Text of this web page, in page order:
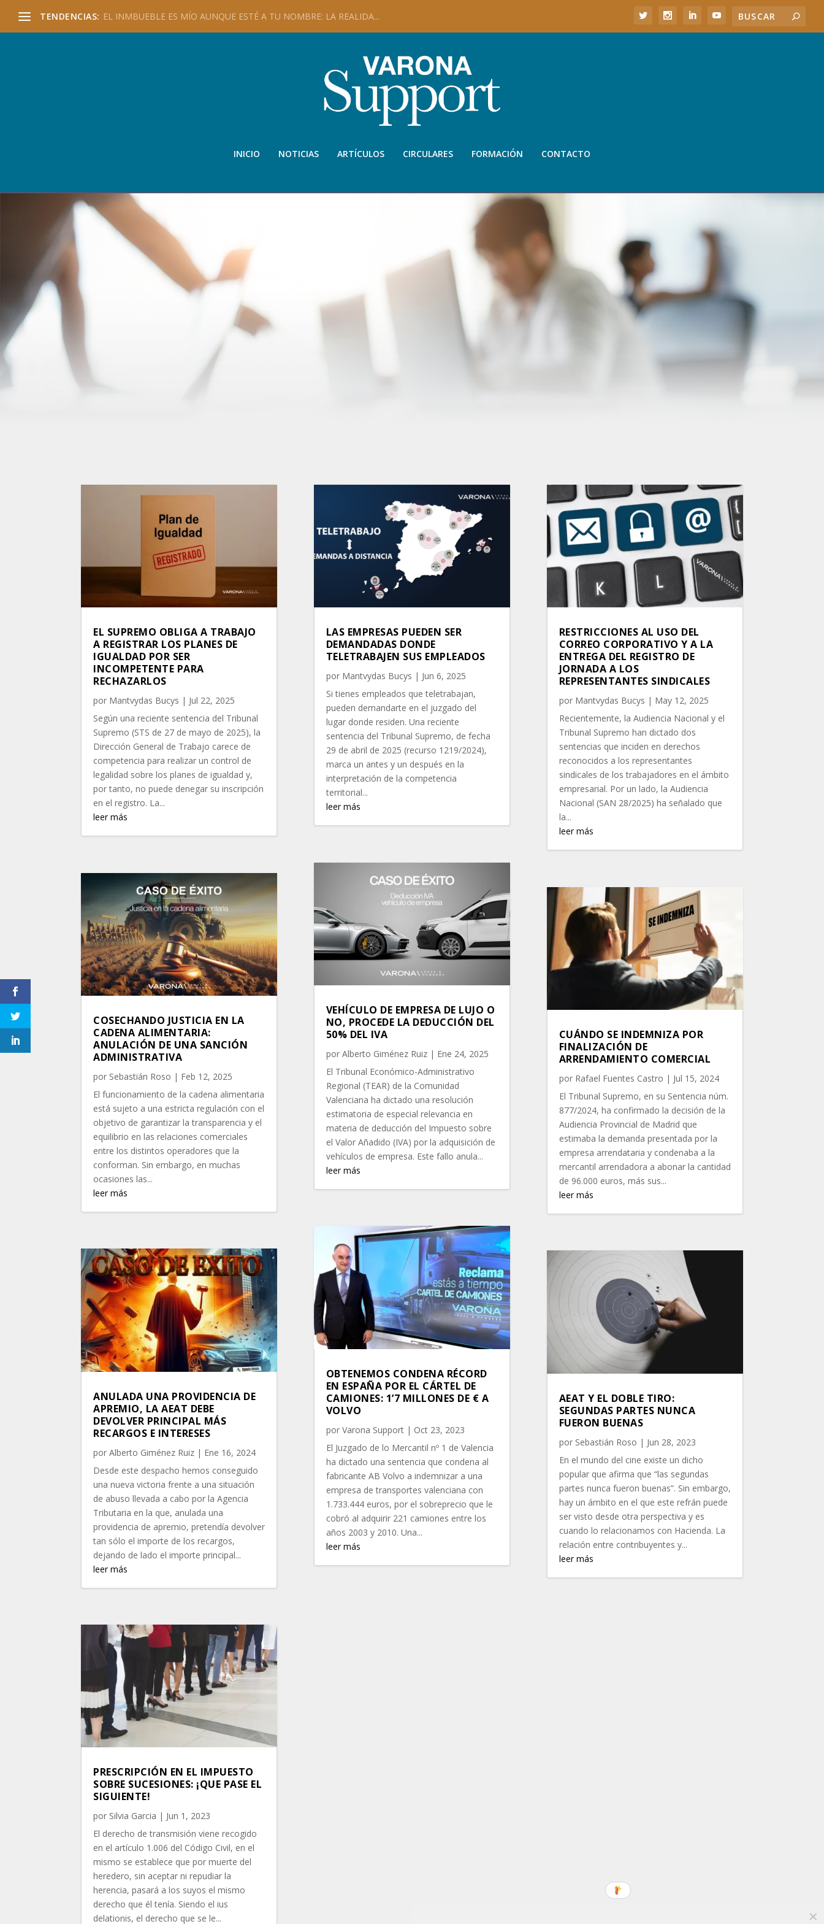
TENDENCIAS: EL INMBUEBLE ES MÍO AUNQUE ESTÉ A TU NOMBRE: LA REALIDA...
INICIO NOTICIAS ARTÍCULOS CIRCULARES FORMACIÓN CONTACTO
EL SUPREMO OBLIGA A TRABAJO
A REGISTRAR LOS PLANES DE
IGUALDAD POR SER
INCOMPETENTE PARA
RECHAZARLOS
por Mantvydas Bucys | Jul 22, 2025
Según una reciente sentencia del Tribunal
Supremo (STS de 27 de mayo de 2025), la
Dirección General de Trabajo carece de
competencia para realizar un control de
legalidad sobre los planes de igualdad y,
por tanto, no puede denegar su inscripción
en el registro. La...
leer más
COSECHANDO JUSTICIA EN LA
CADENA ALIMENTARIA:
ANULACIÓN DE UNA SANCIÓN
ADMINISTRATIVA
por Sebastián Roso | Feb 12, 2025
El funcionamiento de la cadena alimentaria
está sujeto a una estricta regulación con el
objetivo de garantizar la transparencia y el
equilibrio en las relaciones comerciales
entre los distintos operadores que la
conforman. Sin embargo, en muchas
ocasiones las...
leer más
ANULADA UNA PROVIDENCIA DE
APREMIO, LA AEAT DEBE
DEVOLVER PRINCIPAL MÁS
RECARGOS E INTERESES
por Alberto Giménez Ruiz | Ene 16, 2024
Desde este despacho hemos conseguido
una nueva victoria frente a una situación
de abuso llevada a cabo por la Agencia
Tributaria en la que, anulada una
providencia de apremio, pretendía devolver
tan sólo el importe de los recargos,
dejando de lado el importe principal...
leer más
PRESCRIPCIÓN EN EL IMPUESTO
SOBRE SUCESIONES: ¡QUE PASE EL
SIGUIENTE!
por Silvia Garcia | Jun 1, 2023
El derecho de transmisión viene recogido
en el artículo 1.006 del Código Civil, en el
mismo se establece que por muerte del
heredero, sin aceptar ni repudiar la
herencia, pasará a los suyos el mismo
derecho que él tenía. Siendo el ius
delationis, el derecho que se le...
LAS EMPRESAS PUEDEN SER
DEMANDADAS DONDE
TELETRABAJEN SUS EMPLEADOS
por Mantvydas Bucys | Jun 6, 2025
Si tienes empleados que teletrabajan,
pueden demandarte en el juzgado del
lugar donde residen. Una reciente
sentencia del Tribunal Supremo, de fecha
29 de abril de 2025 (recurso 1219/2024),
marca un antes y un después en la
interpretación de la competencia
territorial...
leer más
VEHÍCULO DE EMPRESA DE LUJO O
NO, PROCEDE LA DEDUCCIÓN DEL
50% DEL IVA
por Alberto Giménez Ruiz| Ene 24, 2025
El Tribunal Económico-Administrativo
Regional (TEAR) de la Comunidad
Valenciana ha dictado una resolución
estimatoria de especial relevancia en
materia de deducción del Impuesto sobre
el Valor Añadido (IVA) por la adquisición de
vehículos de empresa. Este fallo anula...
leer más
OBTENEMOS CONDENA RÉCORD
EN ESPAÑA POR EL CÁRTEL DE
CAMIONES: 1’7 MILLONES DE € A
VOLVO
por Varona Support| Oct 23, 2023
El Juzgado de lo Mercantil nº 1 de Valencia
ha dictado una sentencia que condena al
fabricante AB Volvo a indemnizar a una
empresa de transportes valenciana con
1.733.444 euros, por el sobreprecio que le
cobró al adquirir 221 camiones entre los
años 2003 y 2010. Una...
leer más
RESTRICCIONES AL USO DEL
CORREO CORPORATIVO Y A LA
ENTREGA DEL REGISTRO DE
JORNADA A LOS
REPRESENTANTES SINDICALES
por Mantvydas Bucys | May 12, 2025
Recientemente, la Audiencia Nacional y el
Tribunal Supremo han dictado dos
sentencias que inciden en derechos
reconocidos a los representantes
sindicales de los trabajadores en el ámbito
empresarial. Por un lado, la Audiencia
Nacional (SAN 28/2025) ha señalado que
la...
leer más
CUÁNDO SE INDEMNIZA POR
FINALIZACIÓN DE
ARRENDAMIENTO COMERCIAL
por Rafael Fuentes Castro | Jul 15, 2024
El Tribunal Supremo, en su Sentencia núm.
877/2024, ha confirmado la decisión de la
Audiencia Provincial de Madrid que
estimaba la demanda presentada por la
empresa arrendataria y condenaba a la
mercantil arrendadora a abonar la cantidad
de 96.000 euros, más sus...
leer más
AEAT Y EL DOBLE TIRO:
SEGUNDAS PARTES NUNCA
FUERON BUENAS
por Sebastián Roso | Jun 28, 2023
En el mundo del cine existe un dicho
popular que afirma que “las segundas
partes nunca fueron buenas”. Sin embargo,
hay un ámbito en el que este refrán puede
ser visto desde otra perspectiva y es
cuando lo relacionamos con Hacienda. La
relación entre contribuyentes y...
leer más